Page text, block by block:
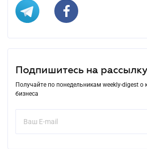
Подпишитесь на рассылку
Получайте по понедельникам weekly-digest
бизнеса